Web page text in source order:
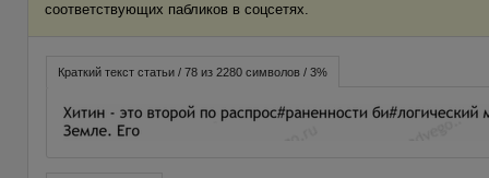
соответствующих пабликов в соцсетях.
Краткий текст статьи / 78 из 2280 символов / 3%